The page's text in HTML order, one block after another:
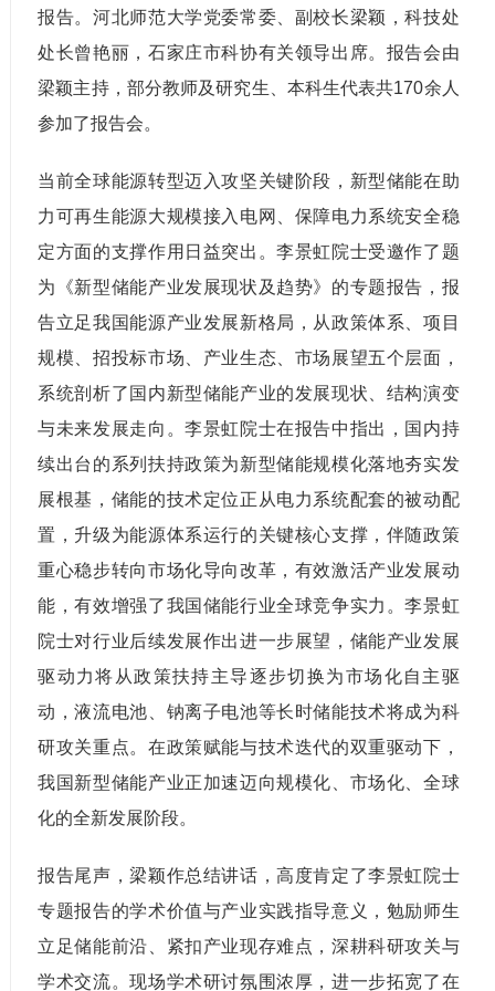
报告。河北师范大学党委常委、副校长梁颖，科技处
处长曾艳丽，石家庄市科协有关领导出席。报告会由
梁颖主持，部分教师及研究生、本科生代表共170余人
参加了报告会。
当前全球能源转型迈入攻坚关键阶段，新型储能在助
力可再生能源大规模接入电网、保障电力系统安全稳
定方面的支撑作用日益突出。李景虹院士受邀作了题
为《新型储能产业发展现状及趋势》的专题报告，报
告立足我国能源产业发展新格局，从政策体系、项目
规模、招投标市场、产业生态、市场展望五个层面，
系统剖析了国内新型储能产业的发展现状、结构演变
与未来发展走向。李景虹院士在报告中指出，国内持
续出台的系列扶持政策为新型储能规模化落地夯实发
展根基，储能的技术定位正从电力系统配套的被动配
置，升级为能源体系运行的关键核心支撑，伴随政策
重心稳步转向市场化导向改革，有效激活产业发展动
能，有效增强了我国储能行业全球竞争实力。李景虹
院士对行业后续发展作出进一步展望，储能产业发展
驱动力将从政策扶持主导逐步切换为市场化自主驱
动，液流电池、钠离子电池等长时储能技术将成为科
研攻关重点。在政策赋能与技术迭代的双重驱动下，
我国新型储能产业正加速迈向规模化、市场化、全球
化的全新发展阶段。
报告尾声，梁颖作总结讲话，高度肯定了李景虹院士
专题报告的学术价值与产业实践指导意义，勉励师生
立足储能前沿、紧扣产业现存难点，深耕科研攻关与
学术交流。现场学术研讨氛围浓厚，进一步拓宽了在